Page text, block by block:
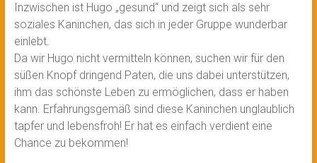
Inzwischen ist Hugo „gesund“ und zeigt sich als sehr
soziales Kaninchen, das sich in jeder Gruppe wunderbar
einlebt.
Da wir Hugo nicht vermitteln können, suchen wir für den
süßen Knopf dringend Paten, die uns dabei unterstützen,
ihm das schönste Leben zu ermöglichen, dass er haben
kann. Erfahrungsgemäß sind diese Kaninchen unglaublich
tapfer und lebensfroh! Er hat es einfach verdient eine
Chance zu bekommen!